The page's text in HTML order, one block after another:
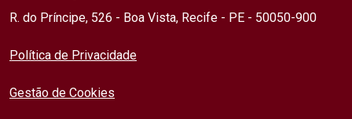
R. do Príncipe, 526 - Boa Vista, Recife - PE - 50050-900
Política de Privacidade
Gestão de Cookies